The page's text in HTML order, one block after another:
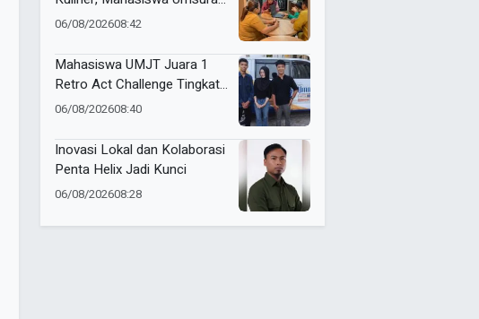
Luncurkan Si-Porwa
06/08/202608:42
Mahasiswa UMJT Juara 1
Retro Act Challenge Tingkat
Jawa Timur
06/08/202608:40
Inovasi Lokal dan Kolaborasi
Penta Helix Jadi Kunci
06/08/202608:28